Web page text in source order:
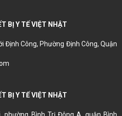
BỊ Y TẾ VIỆT NHẬT
Định Công, Phường Định Công, Quận
BỊ Y TẾ VIỆT NHẬT